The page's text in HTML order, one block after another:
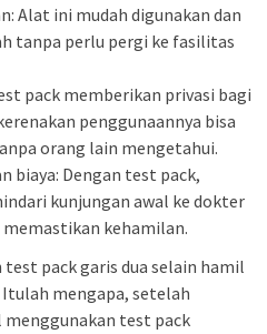
Alat ini mudah digunakan dan
tanpa perlu pergi ke fasilitas
pack memberikan privasi bagi
penggunaannya bisa
orang lain mengetahui.
biaya: Dengan test pack,
kunjungan awal ke dokter
kehamilan.
pack garis dua selain hamil
mengapa, setelah
menggunakan test pack